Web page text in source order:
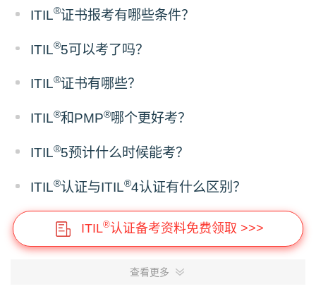
ITIL®证书报考有哪些条件？
ITIL®5可以考了吗？
ITIL®证书有哪些？
ITIL®和PMP®哪个更好考？
ITIL®5预计什么时候能考？
ITIL®认证与ITIL®4认证有什么区别？
ITIL®认证备考资料免费领取 >>>
查看更多